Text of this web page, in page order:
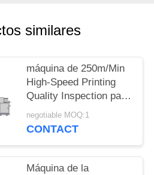
similares
máquina de 250m/Min
High-Speed Printing
Quality Inspection para
la caja de
empaquetado del
negotiable MOQ:1
CONTACT
Máquina de la